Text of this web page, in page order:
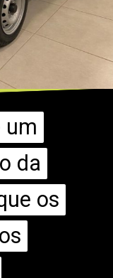
um
da
os
um
da
os